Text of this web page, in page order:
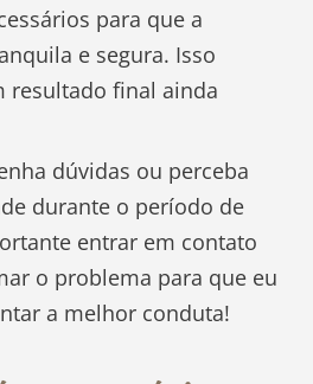
para que a
e segura. Isso
resultado final ainda
dúvidas ou perceba
durante o período de
entrar em contato
o problema para que eu
a melhor conduta!